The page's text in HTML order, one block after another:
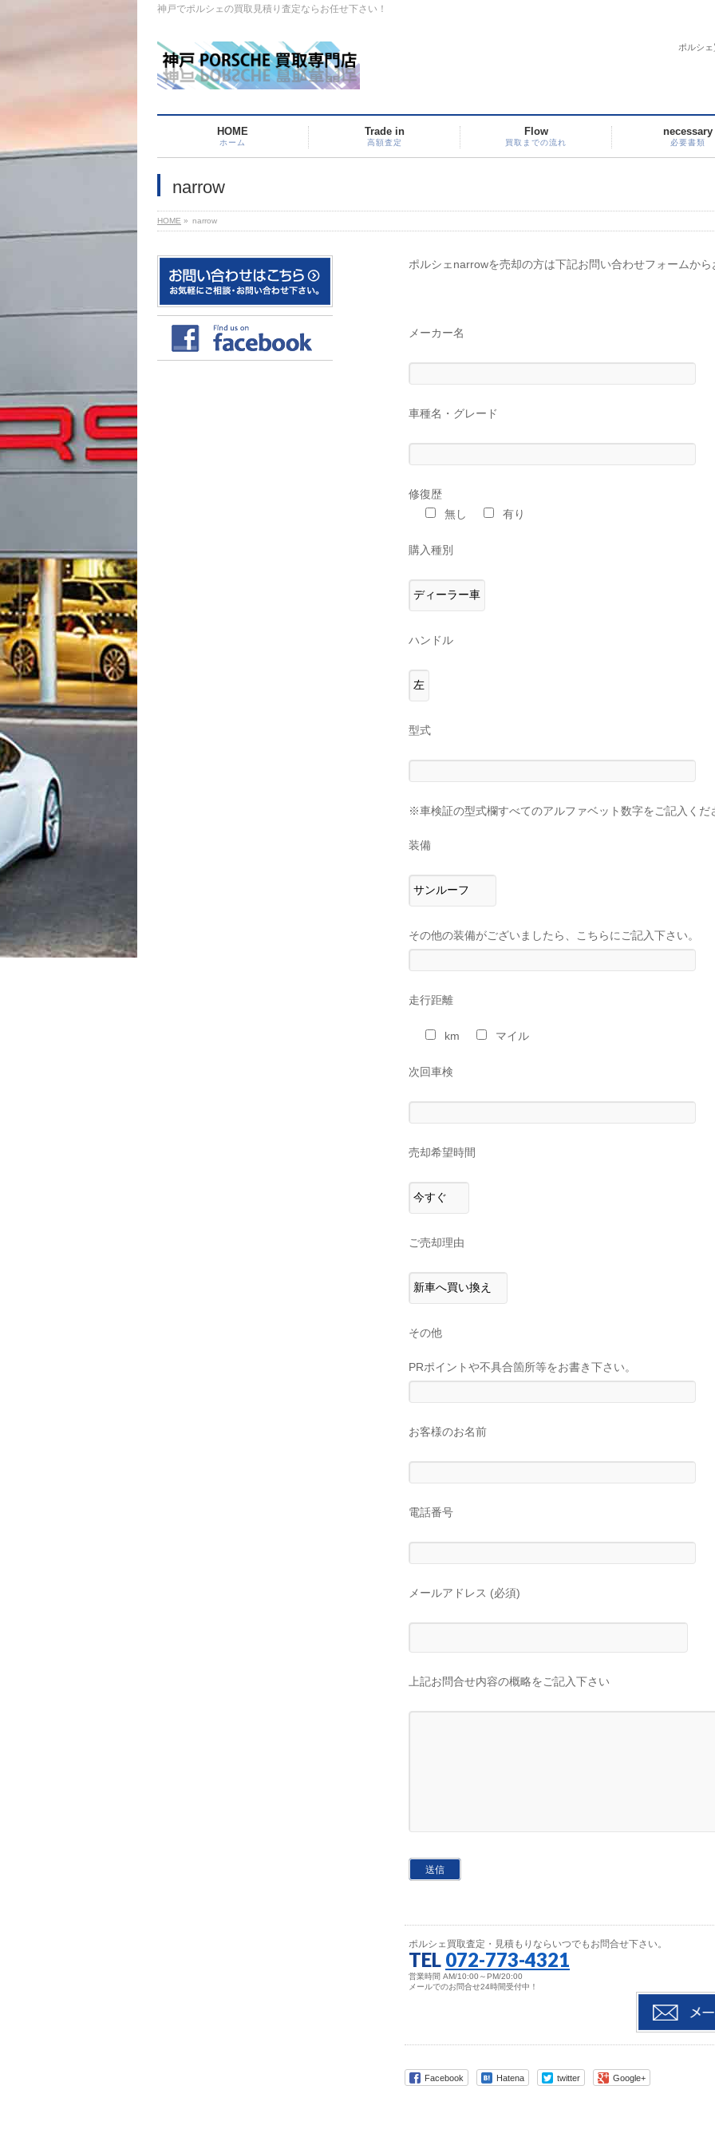
神戸でポルシェの買取見積り査定ならお任せ下さい！
ポルシ
HOME
ホーム
Trade in
高額査定
Flow
買取までの流れ
necessary
必要書類
narrow
HOME » narrow
ポルシェnarrowを売却の方は下記お問い合わせフォームか
メーカー名
車種名・グレード
修復歴
無し
有り
購入種別
ハンドル
型式
※車検証の型式欄すべてのアルファベット数字をご記入くだ
装備
その他の装備がございましたら、こちらにご記入下さい。
走行距離
km マイル
次回車検
売却希望時間
ご売却理由
その他
PRポイントや不具合箇所等をお書き下さい。
お客様のお名前
電話番号
メールアドレス (必須)
上記お問合せ内容の概略をご記入下さい
ポルシェ買取査定・見積もりならいつでもお問合せ下さい。
TEL 072-773-4321
営業時間 AM/10:00～PM/20:00
メールでのお問合せ24時間受付中！
Facebook Hatena twitter Google+